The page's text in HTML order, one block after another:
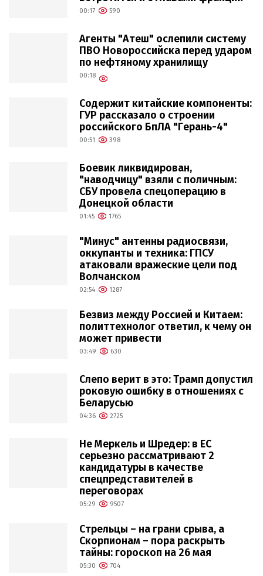
00:17 590
Агенты "Атеш" ослепили систему
ПВО Новороссийска перед ударом
по нефтяному хранилищу
00:18
Содержит китайские компоненты:
ГУР рассказало о строении
российского БпЛА "Герань-4"
00:51 398
Боевик ликвидирован,
"наводчицу" взяли с поличным:
СБУ провела спецоперацию в
Донецкой области
01:45 1765
"Минус" антенны радиосвязи,
оккупанты и техника: ГПСУ
атаковали вражеские цели под
Волчанском
02:54 1287
Безвиз между Россией и Китаем:
политтехнолог ответил, к чему он
может привести
03:49 630
Слепо верит в это: Трамп допустил
роковую ошибку в отношениях с
Беларусью
04:36 2725
Не Меркель и Шредер: в ЕС
серьезно рассматривают 2
кандидатуры в качестве
спецпредставителей в
переговорах
05:29 9507
Стрельцы – на грани срыва, а
Скорпионам – пора раскрыть
тайны: гороскоп на 26 мая
05:30 704